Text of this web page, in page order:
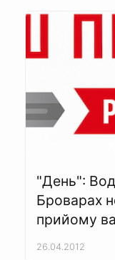
"День":
Броварах
прийому
26.04.2012